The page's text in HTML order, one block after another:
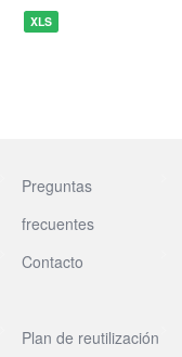
XLS
Preguntas
frecuentes
Contacto
Plan de reutilización